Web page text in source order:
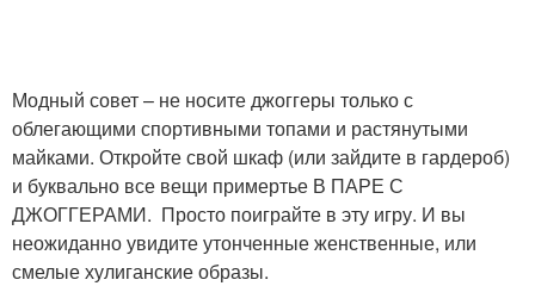
Модный совет – не носите джоггеры только с
облегающими спортивными топами и растянутыми
майками. Откройте свой шкаф (или зайдите в гардероб)
и буквально все вещи примертье В ПАРЕ С
ДЖОГГЕРАМИ. Просто поиграйте в эту игру. И вы
неожиданно увидите утонченные женственные, или
смелые хулиганские образы.